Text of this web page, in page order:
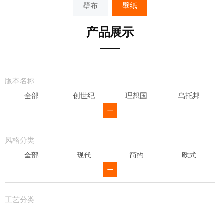
壁布 壁纸
产品展示
版本名称
全部
创世纪 理想国 乌托邦
风格分类
全部
现代 简约 欧式
工艺分类